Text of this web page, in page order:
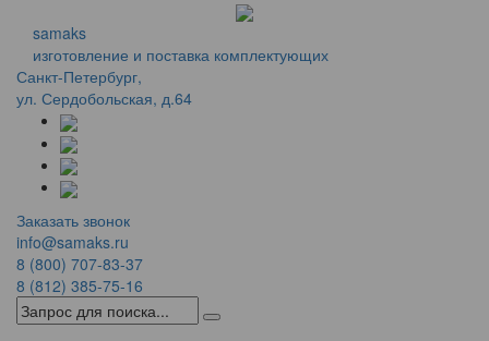
samaks
изготовление и поставка комплектующих
Санкт-Петербург,
ул. Сердобольская, д.64
Заказать звонок
info@samaks.ru
8 (800) 707-83-37
8 (812) 385-75-16